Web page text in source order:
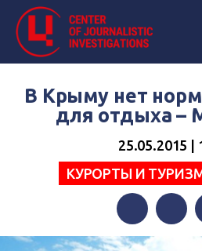
В Крыму нет
для отдыха –
25.05.2015 |
КУРОРТЫ И
FacebookTwitter